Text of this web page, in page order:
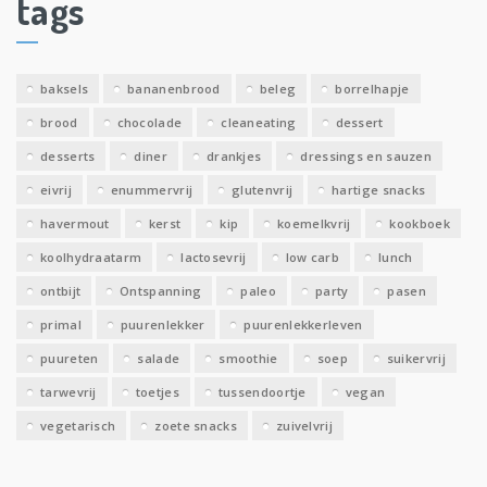
e
v
tags
baksels bananenbrood beleg borrelhapje
brood chocolade cleaneating dessert
desserts diner drankjes dressings en sauzen
eivrij enummervrij glutenvrij hartige snacks
havermout kerst kip koemelkvrij kookboek
koolhydraatarm lactosevrij low carb lunch
ontbijt Ontspanning paleo party pasen
primal puurenlekker puurenlekkerleven
puureten salade smoothie soep suikervrij
tarwevrij toetjes tussendoortje vegan
vegetarisch zoete snacks zuivelvrij